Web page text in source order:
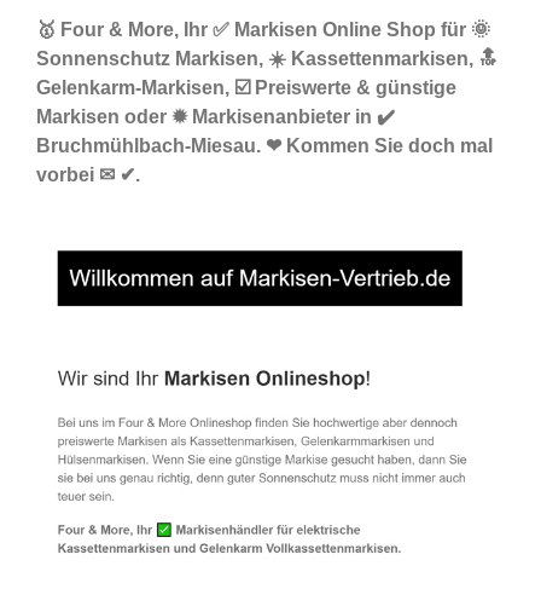
🥇 Four & More, Ihr ✅ Markisen Online Shop für 🌞
Sonnenschutz Markisen, ☀️ Kassettenmarkisen, 🔝
Gelenkarm-Markisen, ☑️ Preiswerte & günstige
Markisen oder ✹ Markisenanbieter in ✔️
Bruchmühlbach-Miesau. ❤ Kommen Sie doch mal
vorbei ✉ ✔.